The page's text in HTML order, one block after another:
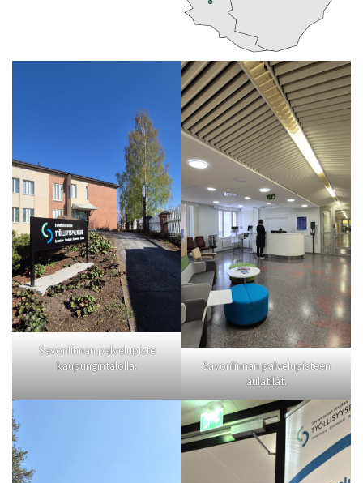
Savonlinnan palvelupiste
kaupungintalolla.
Savonlinnan palvelupisteen
aulatilat.